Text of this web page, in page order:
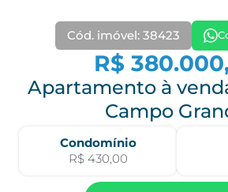
Cód. imóvel: 38423
R$
Apartamento à
Campo
Condomínio
R$ 430,00